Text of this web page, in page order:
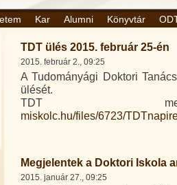
Kar Alumni Könyvtár
TDT ülés 2015. február 25-én
2015. február 2., 09:25
A Tudományági Doktori
ülését.
TDT
miskolc.hu/files/6723/
Megjelentek a Doktori Iskola
2015. január 27., 09:25